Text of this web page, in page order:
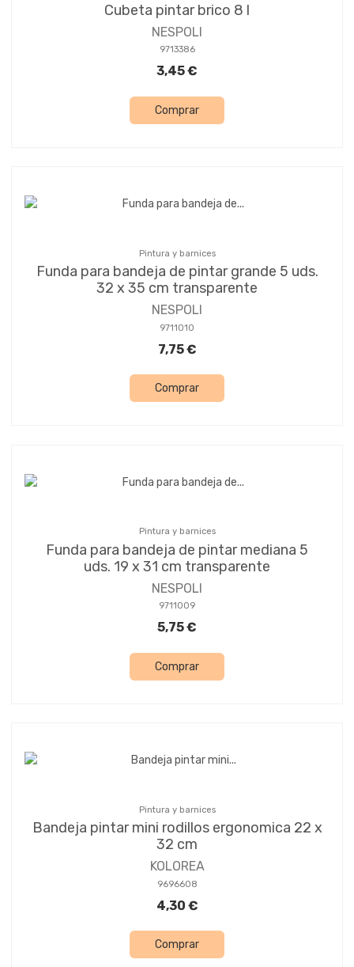
Cubeta pintar brico 8 l
NESPOLI
9713386
3,45 €
Comprar
Pintura y barnices
Funda para bandeja de pintar grande 5 uds.
32 x 35 cm transparente
NESPOLI
9711010
7,75 €
Comprar
Pintura y barnices
Funda para bandeja de pintar mediana 5
uds. 19 x 31 cm transparente
NESPOLI
9711009
5,75 €
Comprar
Pintura y barnices
Bandeja pintar mini rodillos ergonomica 22 x
32 cm
KOLOREA
9696608
4,30 €
Comprar